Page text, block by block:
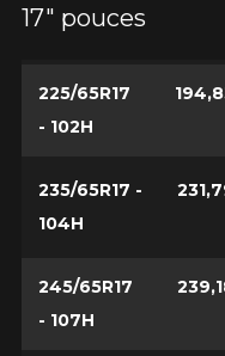
17" pouces
225/65R17
- 102H
235/65R17 -
104H
245/65R17
- 107H
*Attention cette
d'équipement pour votre